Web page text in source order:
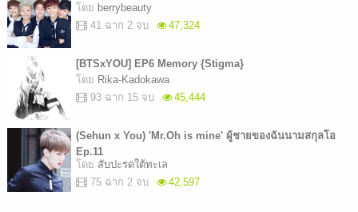
โดย berrybeauty
41 ฉาก 2 จบ
47,324
[BTSxYOU] EP6 Memory {Stigma}
โดย Rika-Kadokawa
93 ฉาก 15 จบ
45,444
(Sehun x You) 'Mr.Oh is mine' ผู้ชายของฉันนามสกุลโอ
Ep.11
โดย สับปะรดใต้ทะเล
75 ฉาก 2 จบ
42,597